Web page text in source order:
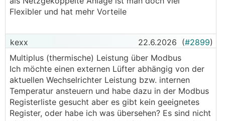
bekommen, weil dazu der Überschuss bei E-Auto
fehlt.
netzparallel betreiben. Das was runter kommt
geht dann ohnehin ins E Auto.
───────────────
Das ist ein gutes Argument, es lohnt sich in
meinen Fall gar keine Batterie.
Was meinst du genau mit "Einfach einen
werden können (da sehe ich die größeren
Probleme bei deiner Idee)
Ich habe mich für eine andere Wallbox
entschieden: go-e Charger Gemini flex 2.0
Damit soll das einphasige Laden keine Probleme
machen.
Mir ist bewusst, dass ich das Elektro-Auto nicht
Gawan schrieb:
wenn die Rahmenbedingungen überlegt und
abgestimmt sind passt das rein technisch schon
- wenn du mit deinen 2,7kWp den Akku am Tag
voll bekommst und dann am abend die 15kWh
Auto lädst ... warum nicht
Flexibler und hat mehr Vorteile
kexx 22.6.2026 (#2899)
Multiplus (thermische) Leistung über Modbus
Ich möchte einen externen Lüfter abhängig von der
aktuellen Wechselrichter Leistung bzw. internen
Temperatur ansteuern und habe dazu in der Modbus
Registerliste gesucht aber es gibt kein geeignetes
Register, oder habe ich was übersehen? Es sind nicht